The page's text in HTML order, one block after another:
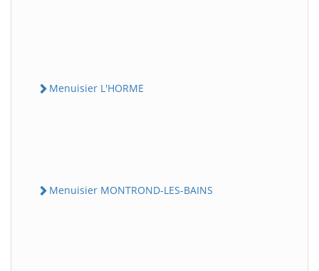
Menuisier L'HORME
Menuisier MONTROND-LES-BAINS